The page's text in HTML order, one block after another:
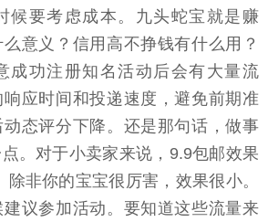
候要考虑成本。九头蛇宝就是赚
意义？信用高不挣钱有什么用？
成功注册知名活动后会有大量流
应时间和投递速度，避免前期准
态评分下降。还是那句话，做事
。对于小卖家来说，9.9包邮效果
非你的宝宝很厉害，效果很小。
议参加活动。要知道这些流量来